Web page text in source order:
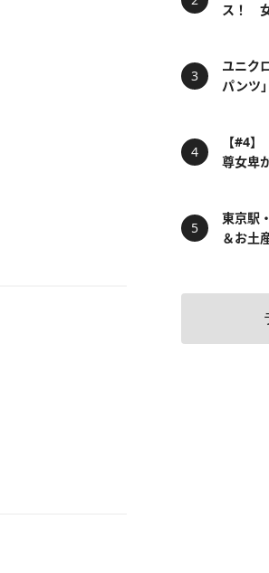
ス！
ユニク
パンツ
【#4
尊女卑
東京駅
＆お土